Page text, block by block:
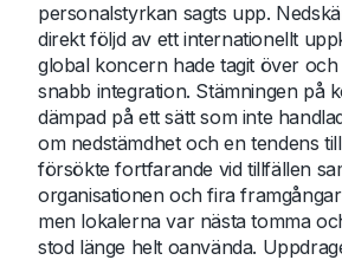
personalstyrkan sagts upp.
direkt följd av ett internationellt
global koncern hade tagit över
snabb integration. Stämningen på
dämpad på ett sätt som inte
om nedstämdhet och en tendens
försökte fortfarande vid tillfällen
organisationen och fira
men lokalerna var nästa tomma
stod länge helt oanvända.